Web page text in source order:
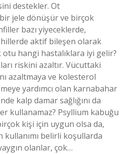
destekler. Ot
jele dönüşür ve birçok
bazı yiyeceklerde,
aktif bileşen olarak
otu hangi hastalıklara iyi gelir?
riskini azaltır. Vücuttaki
azaltmaya ve kolesterol
yardımcı olan karnabahar
kalp damar sağlığını da
kullanamaz? Psyllium kabuğu
kişi için uygun olsa da,
belirli koşullarda
olanlar, çok…